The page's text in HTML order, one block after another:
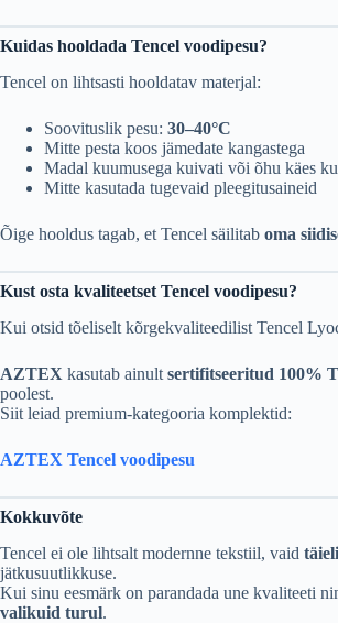
Kuidas hooldada Tencel voodipesu?
Tencel on lihtsasti hooldatav materjal:
Soovituslik pesu: 30–40°C
Mitte pesta koos jämedate kangastega
Madal kuumusega kuivati või õhu käes
Mitte kasutada tugevaid pleegitusaineid
Õige hooldus tagab, et Tencel säilitab oma
Kust osta kvaliteetset Tencel voodipesu?
Kui otsid tõeliselt kõrgekvaliteedilist Tencel
AZTEX kasutab ainult sertifitseeritud 100%
poolest.
Siit leiad premium-kategooria komplektid:
AZTEX Tencel voodipesu
Kokkuvõte
Tencel ei ole lihtsalt modernne tekstiil, vaid
jätkusuutlikkuse.
Kui sinu eesmärk on parandada une kvaliteeti
valikuid turul.